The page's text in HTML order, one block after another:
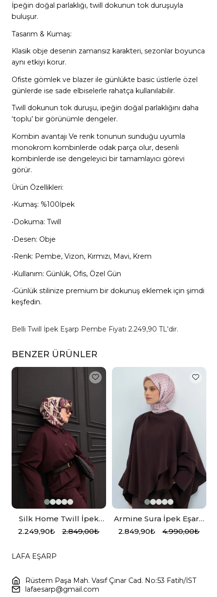
İpeğin doğal parlaklığı, twill dokunun tok duruşuyla
buluşur.
Tasarım & Kumaş:
Klasik obje desenin zamansız karakteri, sezonlar boyunca
aynı etkiyi korur.
Ofiste gömlek ve blazer ile günlükte basic üstlerle özel
günlerde ise sade elbiselerle rahatça kullanılabilir.
Twill dokunun tok duruşu, ipeğin doğal parlaklığını daha
‘toplu’ bir görünümle dengeler.
Kombin avantajı Ve renk tonunun sunduğu uyumla
monokrom kombinlerde odak parça olur, desenli
kombinlerde ise dengeleyici bir tamamlayıcı görevi
görür.
Ürün Özellikleri:
•Kumaş: %100İpek
•Dokuma: Twill
•Desen: Obje
•Renk: Pembe, Vizon, Kırmızı, Mavi, Krem
•Kullanım: Günlük, Ofis, Özel Gün
•Günlük stilinize premium bir dokunuş eklemek için şimdi
keşfedin.
Belli Twill İpek Eşarp Pembe Fiyatı 2.249,90 TL'dir.
BENZER ÜRÜNLER
Silk Home Twill İpek
Eşarp 11462-32
2.249,90₺ 2.849,00₺
Armine Sura İpek Eşarp
Pembe, Mavi, Yavruağzı
2.849,90₺ 4.990,00₺
LAFA EŞARP
Rüstem Paşa Mah. Vasıf Çınar Cad. No:53 Fatih/İST
lafaesarp@gmail.com